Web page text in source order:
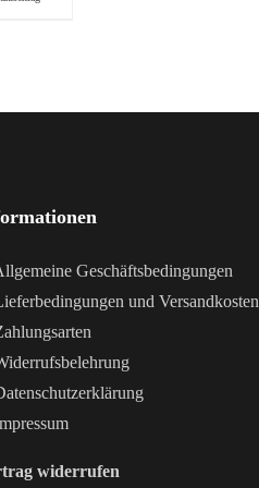
Geschäftsbedingungen
und Versandkosten
widerrufen